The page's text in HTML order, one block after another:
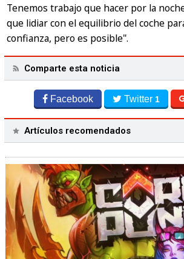
Tenemos trabajo que hacer por la
que lidiar con el equilibrio del coche
confianza, pero es posible".
Comparte esta noticia
Facebook Twitter 1
Artículos recomendados